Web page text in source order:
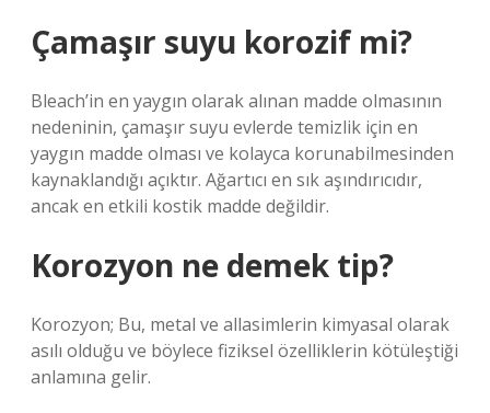
Çamaşır suyu korozif mi?
Bleach’in en yaygın olarak alınan madde olmasının
nedeninin, çamaşır suyu evlerde temizlik için en
yaygın madde olması ve kolayca korunabilmesinden
kaynaklandığı açıktır. Ağartıcı en sık aşındırıcıdır,
ancak en etkili kostik madde değildir.
Korozyon ne demek tip?
Korozyon; Bu, metal ve allasimlerin kimyasal olarak
asılı olduğu ve böylece fiziksel özelliklerin kötüleştiği
anlamına gelir.